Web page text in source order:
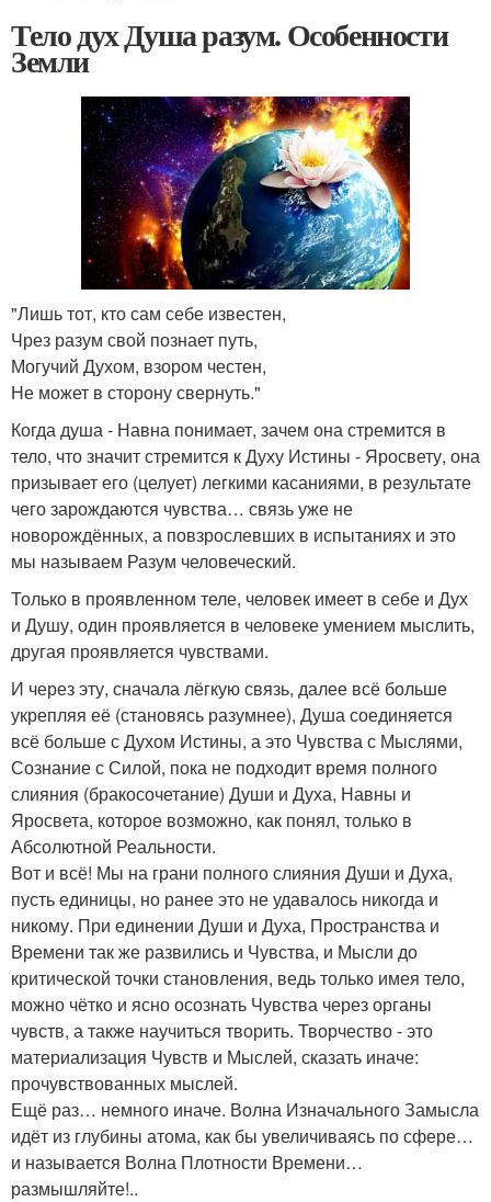
Тело дух Душа разум. Особенности
Земли
"Лишь тот, кто сам себе известен,
Чрез разум свой познает путь,
Могучий Духом, взором честен,
Не может в сторону свернуть."
Когда душа - Навна понимает, зачем она стремится в
тело, что значит стремится к Духу Истины - Яросвету, она
призывает его (целует) легкими касаниями, в результате
чего зарождаются чувства… связь уже не
новорождённых, а повзрослевших в испытаниях и это
мы называем Разум человеческий.
Только в проявленном теле, человек имеет в себе и Дух
и Душу, один проявляется в человеке умением мыслить,
другая проявляется чувствами.
И через эту, сначала лёгкую связь, далее всё больше
укрепляя её (становясь разумнее), Душа соединяется
всё больше с Духом Истины, а это Чувства с Мыслями,
Сознание с Силой, пока не подходит время полного
слияния (бракосочетание) Души и Духа, Навны и
Яросвета, которое возможно, как понял, только в
Абсолютной Реальности.
Вот и всё! Мы на грани полного слияния Души и Духа,
пусть единицы, но ранее это не удавалось никогда и
никому. При единении Души и Духа, Пространства и
Времени так же развились и Чувства, и Мысли до
критической точки становления, ведь только имея тело,
можно чётко и ясно осознать Чувства через органы
чувств, а также научиться творить. Творчество - это
материализация Чувств и Мыслей, сказать иначе:
прочувствованных мыслей.
Ещё раз… немного иначе. Волна Изначального Замысла
идёт из глубины атома, как бы увеличиваясь по сфере…
и называется Волна Плотности Времени…
размышляйте!..